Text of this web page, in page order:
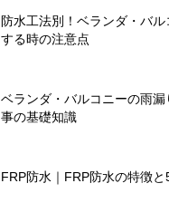
防水工法別！ベランダ・バ
する時の注意点
ベランダ・バルコニーの雨
事の基礎知識
FRP防水｜FRP防水の特徴